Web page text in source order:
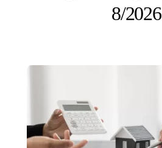
8/2026